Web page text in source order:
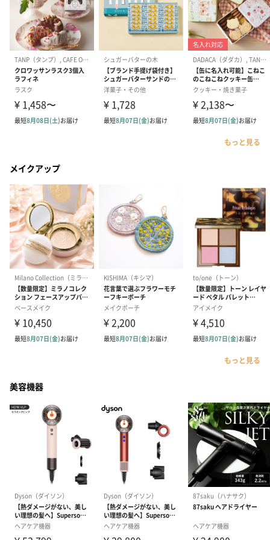
もっと見る
メイクアップ
もっと見る
美容機器